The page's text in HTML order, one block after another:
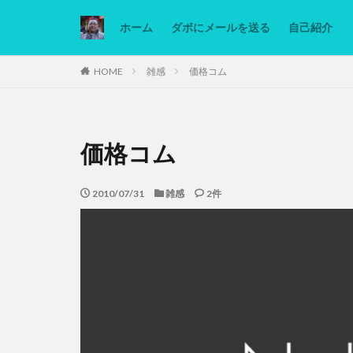
ホーム ダボにメールを送る 自己紹介
HOME 雑感 価格コム
価格コム
2010/07/31 雑感 2件
カテゴリー